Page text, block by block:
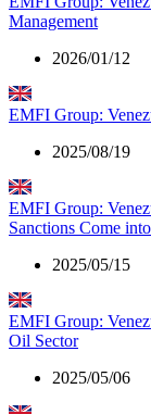
Management
2026/01/12
EMFI Group:
2025/08/19
EMFI Group:
Sanctions Come
2025/05/15
EMFI Group:
Oil Sector
2025/05/06